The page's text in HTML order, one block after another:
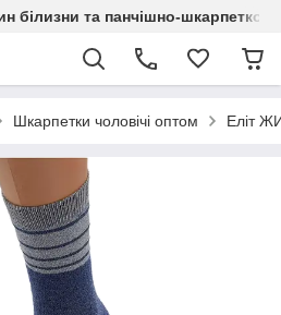
білизни та панчішно-
Шкарпетки чоловічі оптом Еліт